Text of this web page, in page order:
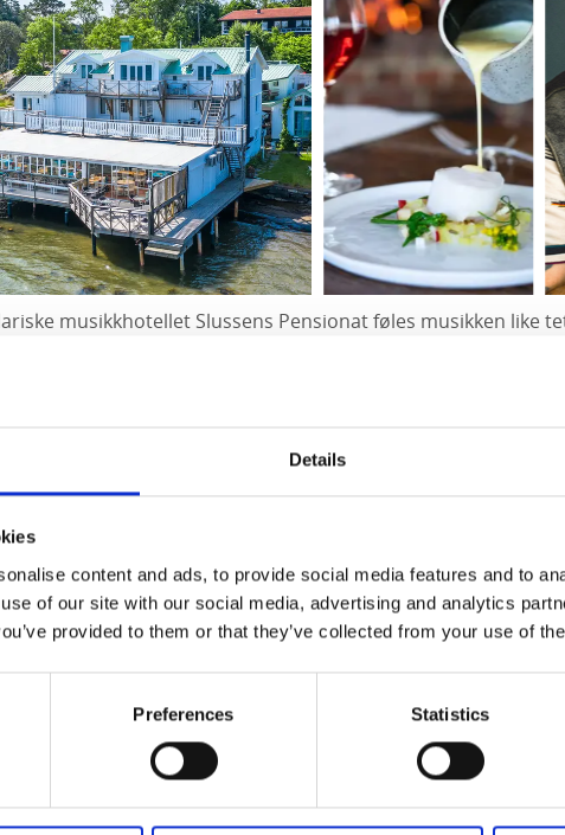
Details
content and ads, to provide social media features and to
of our site with our social media, advertising and analytics
provided to them or that they’ve collected from your use of
Preferences Statistics
musikkhotellet Slussens Pensionat føles musikken like
velger å besøke Slussens scene gang etter gang. Bestill
bestill
Lugnås